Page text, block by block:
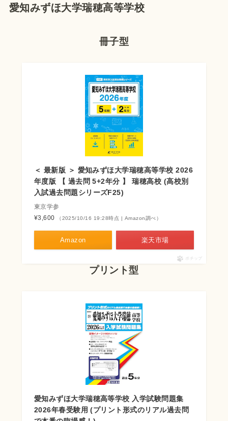
愛知みずほ大学瑞穂高等学校
冊子型
＜ 最新版 ＞ 愛知みずほ大学瑞穂高等学校 2026
年度版 【 過去問 5+2年分 】 瑞穂高校 (高校別
入試過去問題シリーズF25)
東京学参
¥3,600
（2025/10/16 19:28時点 | Amazon調べ）
Amazon 楽天市場
ポチップ
プリント型
愛知みずほ大学瑞穂高等学校 入学試験問題集
2026年春受験用 (プリント形式のリアル過去問